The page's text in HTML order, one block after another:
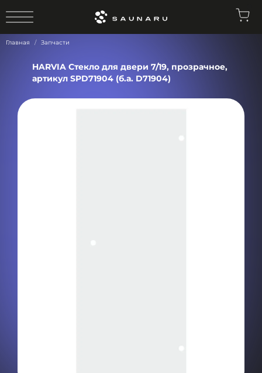
Главная Запчасти
HARVIA Стекло для двери 7/19, прозрачное,
артикул SPD71904 (б.а. D71904)